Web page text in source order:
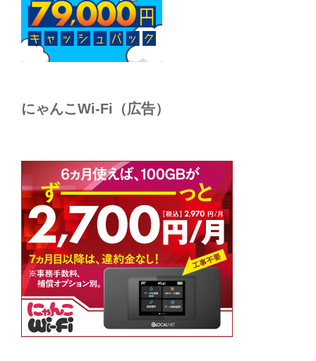
にゃんこWi-Fi（広告）